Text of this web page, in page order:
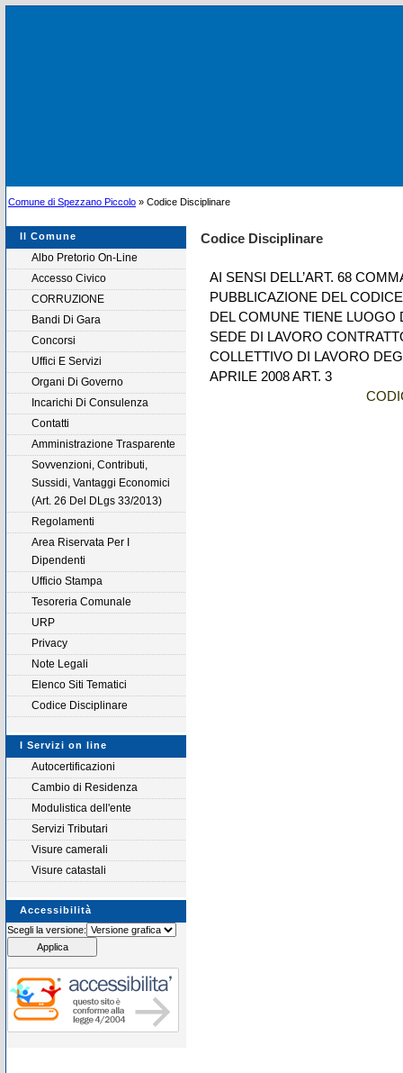
Comune di Spezzano Piccolo » Codice Disciplinare
Il Comune
Albo Pretorio On-Line
Accesso Civico
CORRUZIONE
Bandi Di Gara
Concorsi
Uffici E Servizi
Organi Di Governo
Incarichi Di Consulenza
Contatti
Amministrazione Trasparente
Sovvenzioni, Contributi,
Sussidi, Vantaggi Economici
(Art. 26 Del DLgs 33/2013)
Regolamenti
Area Riservata Per I
Dipendenti
Ufficio Stampa
Tesoreria Comunale
URP
Privacy
Note Legali
Elenco Siti Tematici
Codice Disciplinare
I Servizi on line
Autocertificazioni
Cambio di Residenza
Modulistica dell'ente
Servizi Tributari
Visure camerali
Visure catastali
Accessibilità
Scegli la versione:
Codice Disciplinare
AI SENSI DELL’ART. 68
PUBBLICAZIONE DEL
DEL COMUNE TIENE LUOGO
SEDE DI LAVORO
COLLETTIVO DI LAVORO
APRILE 2008 ART. 3